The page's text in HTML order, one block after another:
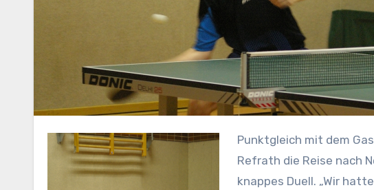
Punktgleich mit dem Gastgeber traten die Tischtennisspieler des TV
Refrath die Reise nach
knappes Duell. „Wir